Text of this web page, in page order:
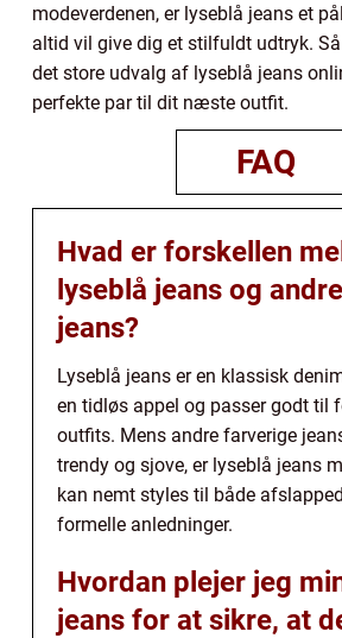
modeverdenen, er lyseblå jeans et
altid vil give dig et stilfuldt udtryk.
det store udvalg af lyseblå jeans
perfekte par til dit næste outfit.
FAQ
Hvad er forskellen
lyseblå jeans og
jeans?
Lyseblå jeans er en klassisk
en tidløs appel og passer godt til
outfits. Mens andre farverige
trendy og sjove, er lyseblå jeans
kan nemt styles til både
formelle anledninger.
Hvordan plejer jeg
jeans for at sikre, at